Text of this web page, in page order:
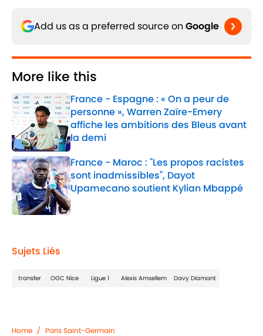
Add us as a preferred source on Google
More like this
France - Espagne : « On a peur de
personne », Warren Zaïre-Emery
affiche les ambitions des Bleus avant
la demi
Published by on Invalid Date
France - Maroc : "Les propos racistes
sont inadmissibles", Dayot
Upamecano soutient Kylian Mbappé
Published by on Invalid Date
Sujets Liés
transfer OGC Nice Ligue 1 Alexis Amsellem Davy Diamant
Home / Paris Saint-Germain